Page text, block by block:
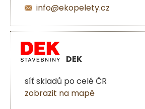
info@ekopelety.cz
DEK
síť skladů po celé ČR
zobrazit na mapě